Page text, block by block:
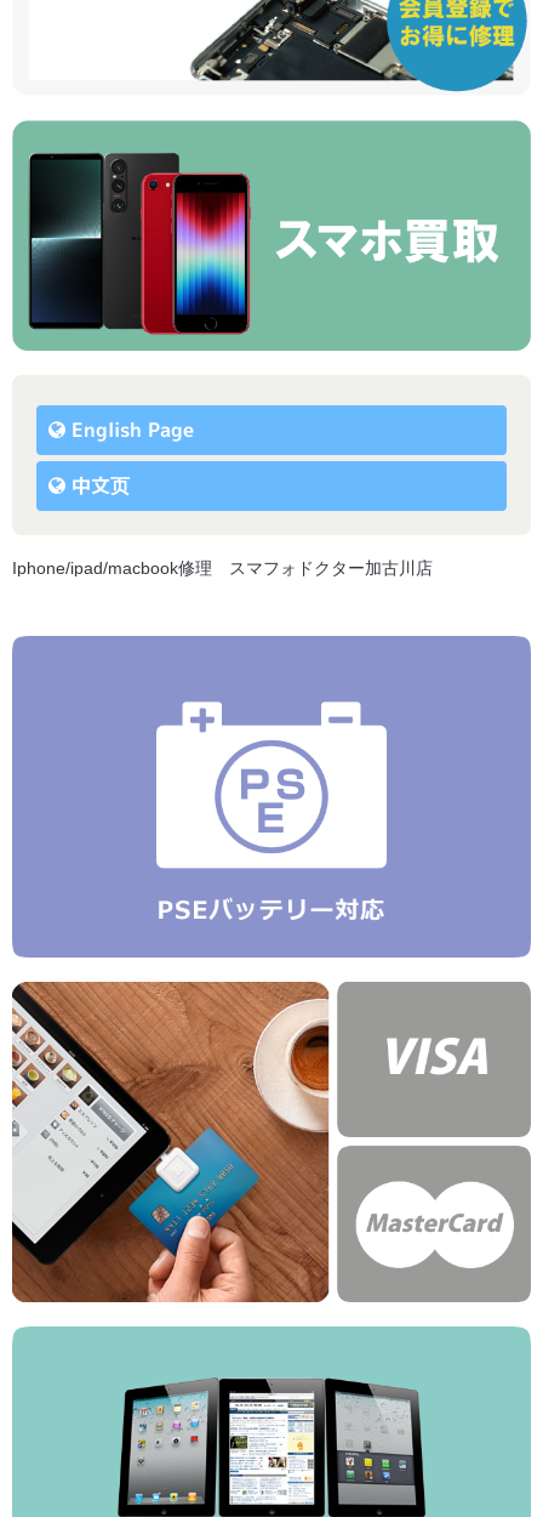
English Page
中文页
Iphone/ipad/macbook修理 スマフォドクター加古川店